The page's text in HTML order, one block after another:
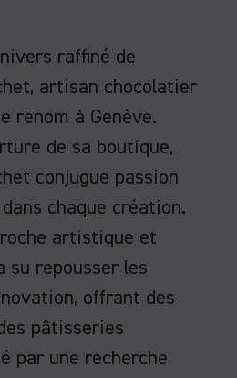
raffiné de
, artisan chocolatier
renom à Genève.
de sa boutique,
conjugue passion
chaque création.
artistique et
su repousser les
offrant des
pâtisseries
par une recherche